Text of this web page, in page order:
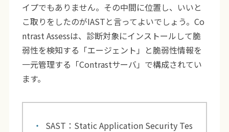
イプでもありません。その中間に位置し、いいと
こ取りをしたのがIASTと言ってよいでしょう。Co
ntrast Assessは、診断対象にインストールして脆
弱性を検知する「エージェント」と脆弱性情報を
一元管理する「Contrastサーバ」で構成されてい
ます。
SAST：Static Application Security Tes